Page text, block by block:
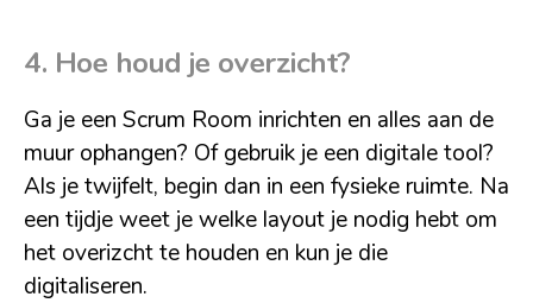
4. Hoe houd je overzicht?
Ga je een Scrum Room inrichten en alles aan de
muur ophangen? Of gebruik je een digitale tool?
Als je twijfelt, begin dan in een fysieke ruimte. Na
een tijdje weet je welke layout je nodig hebt om
het overizcht te houden en kun je die
digitaliseren.